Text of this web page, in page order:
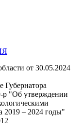
от 30.05.2024
Губернатора
р "Об утверждении
2019 – 2024 годы"